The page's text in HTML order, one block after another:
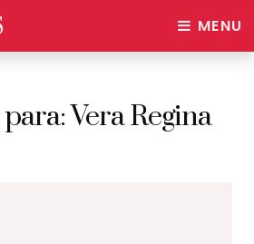
MENU
para:Vera Regina